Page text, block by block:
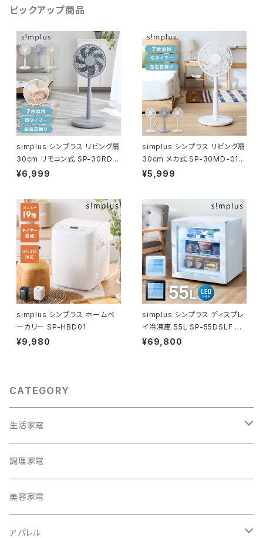
ピックアップ商品
simplus シンプラス リビング扇
30cm リモコン式 SP-30RD-
01 7枚羽 扇風機 シンプル タイ
¥6,999
simplus シンプラス リビング扇
30cm メカ式 SP-30MD-01 7
枚羽 扇風機 シンプル タイマー
¥5,999
simplus シンプラス ホームベ
ーカリー SP-HBD01
¥9,980
simplus シンプラス ディスプレ
イ冷凍庫 55L SP-55DSLF シ
ョーケース仕様 冷凍庫 店舗 業
¥69,800
CATEGORY
生活家電
テレビ
冷蔵庫・冷凍庫
洗濯機
調理家電
美容家電
アパレル